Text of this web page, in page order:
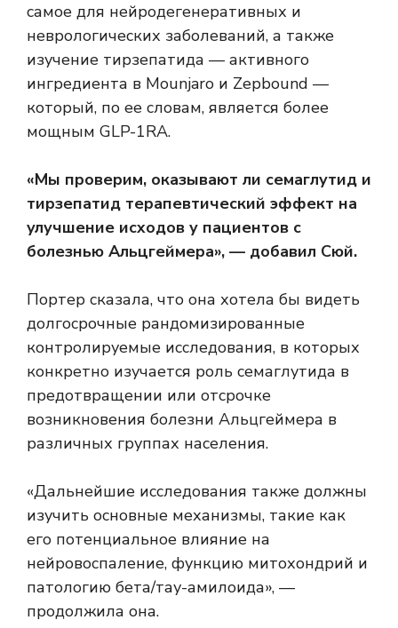
самое для нейродегенеративных и
неврологических заболеваний, а также
изучение тирзепатида — активного
ингредиента в Mounjaro и Zepbound —
который, по ее словам, является более
мощным GLP-1RA.
«Мы проверим, оказывают ли семаглутид и
тирзепатид терапевтический эффект на
улучшение исходов у пациентов с
болезнью Альцгеймера», — добавил Сюй.
Портер сказала, что она хотела бы видеть
долгосрочные рандомизированные
контролируемые исследования, в которых
конкретно изучается роль семаглутида в
предотвращении или отсрочке
возникновения болезни Альцгеймера в
различных группах населения.
«Дальнейшие исследования также должны
изучить основные механизмы, такие как
его потенциальное влияние на
нейровоспаление, функцию митохондрий и
патологию бета/тау-амилоида», —
продолжила она.